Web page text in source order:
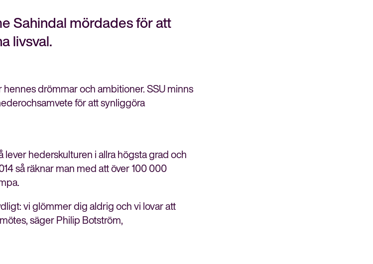
Sahindal mördades för att
livsval.
drömmar och ambitioner. SSU minns
för att synliggöra
hederskulturen i allra högsta grad och
så räknar man med att över 100 000
vi glömmer dig aldrig och vi lovar att
säger Philip Botström,